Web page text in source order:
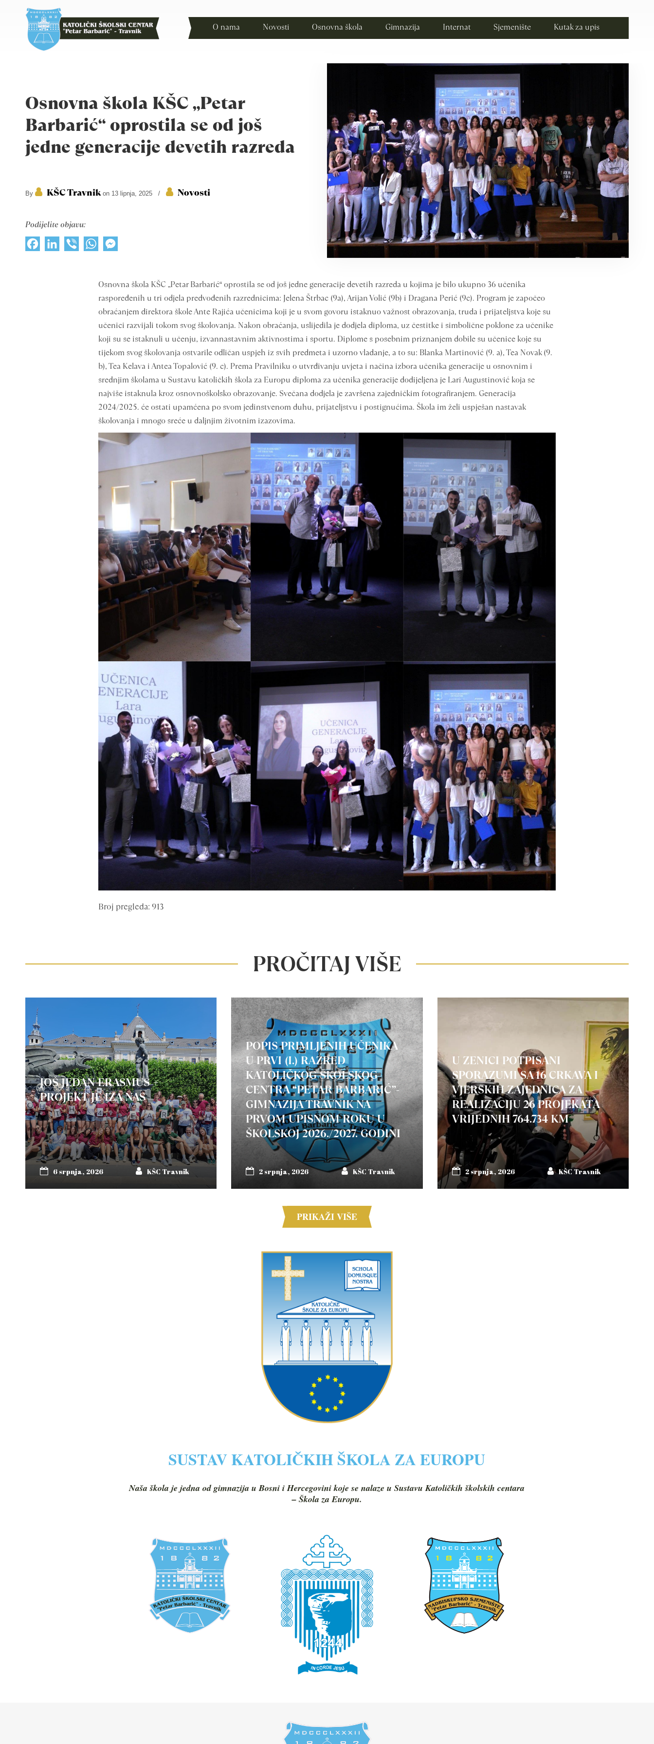
O nama Novosti Osnovna škola Gimnazija Internat Sjemenište Kutak za upis
Osnovna škola KŠC „Petar
Barbarić“ oprostila se od još
jedne generacije devetih razreda
By KŠC Travnikon 13 lipnja, 2025 / Novosti
Podijelite objavu:
FacebookLinkedInViber WhatsApp
Osnovna škola KŠC „Petar Barbarić“ oprostila se od još jedne generacije devetih razreda u kojima je bilo ukupno 36 učenika
raspoređenih u tri odjela predvođenih razrednicima: Jelena Štrbac (9a), Arijan Volić (9b) i Dragana Perić (9c). Program je započeo
obraćanjem direktora škole Ante Rajića učenicima koji je u svom govoru istaknuo važnost obrazovanja, truda i prijateljstva koje su
učenici razvijali tokom svog školovanja. Nakon obraćanja, uslijedila je dodjela diploma, uz čestitke i simbolične poklone za učenike
koji su se istaknuli u učenju, izvannastavnim aktivnostima i sportu. Diplome s posebnim priznanjem dobile su učenice koje su
tijekom svog školovanja ostvarile odličan uspjeh iz svih predmeta i uzorno vladanje, a to su: Blanka Martinović (9. a), Tea Novak (9.
b), Tea Kelava i Antea Topalović (9. c). Prema Pravilniku o utvrđivanju uvjeta i načina izbora učenika generacije u osnovnim i
srednjim školama u Sustavu katoličkih škola za Europu diploma za učenika generacije dodijeljena je Lari Augustinović koja se
najviše istaknula kroz osnovnoškolsko obrazovanje. Svečana dodjela je završena zajedničkim fotografiranjem. Generacija
2024/2025. će ostati upamćena po svom jedinstvenom duhu, prijateljstvu i postignućima. Škola im želi uspješan nastavak
školovanja i mnogo sreće u daljnjim životnim izazovima.
Broj pregleda: 913
PROČITAJ VIŠE
JOŠ JEDAN ERASMUS +
PROJEKT JE IZA NAS
6 srpnja, 2026 KŠC Travnik
POPIS PRIMLJENIH UČENIKA
U PRVI (I.) RAZRED
KATOLIČKOG ŠKOLSKOG
CENTRA “PETAR BARBARIĆ”-
GIMNAZIJA TRAVNIK NA
PRVOM UPISNOM ROKU U
ŠKOLSKOJ 2026./2027. GODINI
2 srpnja, 2026 KŠC Travnik
U ZENICI POTPISANI
SPORAZUMI SA 16 CRKAVA I
VJERSKIH ZAJEDNICA ZA
REALIZACIJU 26 PROJEKATA
VRIJEDNIH 764.734 KM
2 srpnja, 2026 KŠC Travnik
PRIKAŽI VIŠE
SUSTAV KATOLIČKIH ŠKOLA ZA EUROPU
Naša škola je jedna od gimnazija u Bosni i Hercegovini koje se nalaze u Sustavu Katoličkih školskih centara
– Škola za Europu.